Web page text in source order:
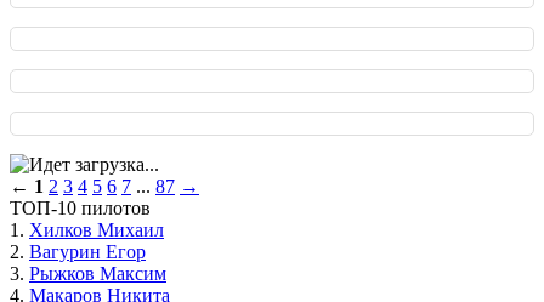
← 1 2 3 4 5 6 7 ... 87 →
ТОП-10 пилотов
1. Хилков Михаил
2. Вагурин Егор
3. Рыжков Максим
4. Макаров Никита